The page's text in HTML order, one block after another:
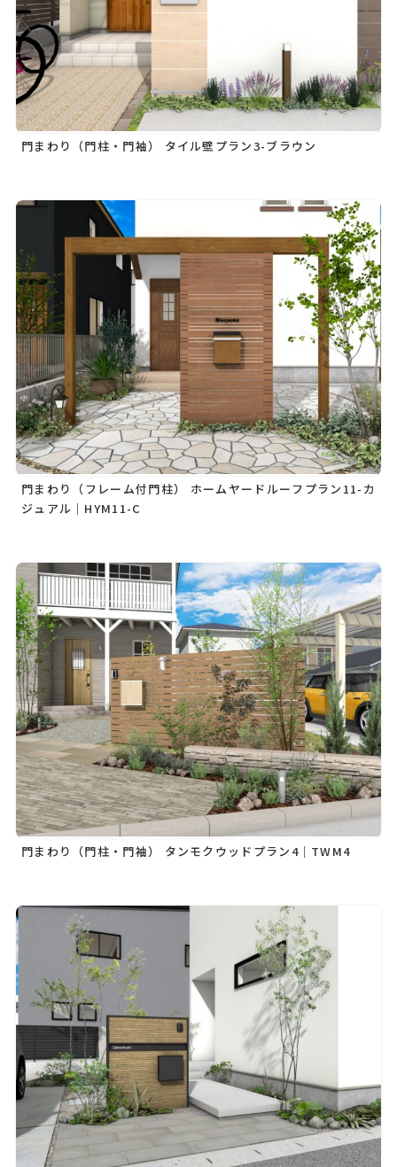
門まわり（門柱・門袖） タイル壁プラン3-ブラウン
門まわり（フレーム付門柱） ホームヤードルーフプラン11-カ
ジュアル｜HYM11-C
門まわり（門柱・門袖） タンモクウッドプラン4｜TWM4